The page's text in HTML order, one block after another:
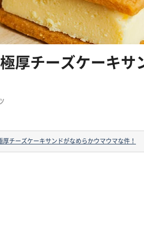
厚チーズケーキ
チーズケーキサンドがなめらかウマウマな件！